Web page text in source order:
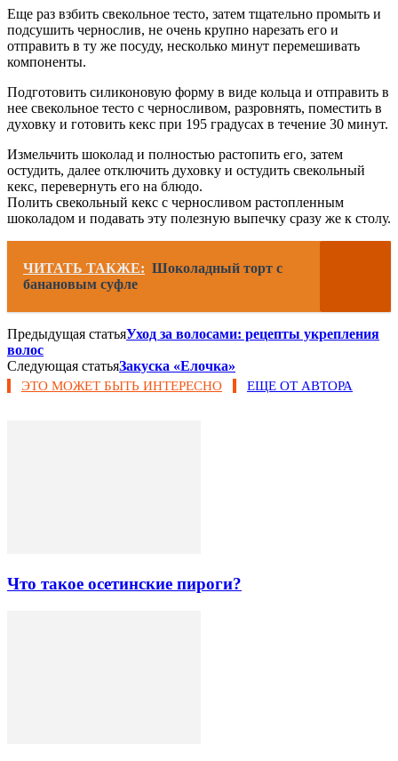
Еще раз взбить свекольное тесто, затем тщательно промыть и
подсушить чернослив, не очень крупно нарезать его и
отправить в ту же посуду, несколько минут перемешивать
компоненты.
Подготовить силиконовую форму в виде кольца и отправить в
нее свекольное тесто с черносливом, разровнять, поместить в
духовку и готовить кекс при 195 градусах в течение 30 минут.
Измельчить шоколад и полностью растопить его, затем
остудить, далее отключить духовку и остудить свекольный
кекс, перевернуть его на блюдо.
Полить свекольный кекс с черносливом растопленным
шоколадом и подавать эту полезную выпечку сразу же к столу.
ЧИТАТЬ ТАКЖЕ: Шоколадный торт с
банановым суфле
Предыдущая статьяУход за волосами: рецепты укрепления
волос
Следующая статьяЗакуска «Елочка»
ЭТО МОЖЕТ БЫТЬ ИНТЕРЕСНО ЕЩЕ ОТ АВТОРА
Что такое осетинские пироги?